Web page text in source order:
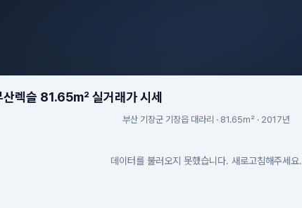
산렉슬 81.65m² 실거래가 시세
부산 기장군 기장읍 대라리 · 81.65m² · 2017년
데이터를 불러오지 못했습니다. 새로고침해주세요.